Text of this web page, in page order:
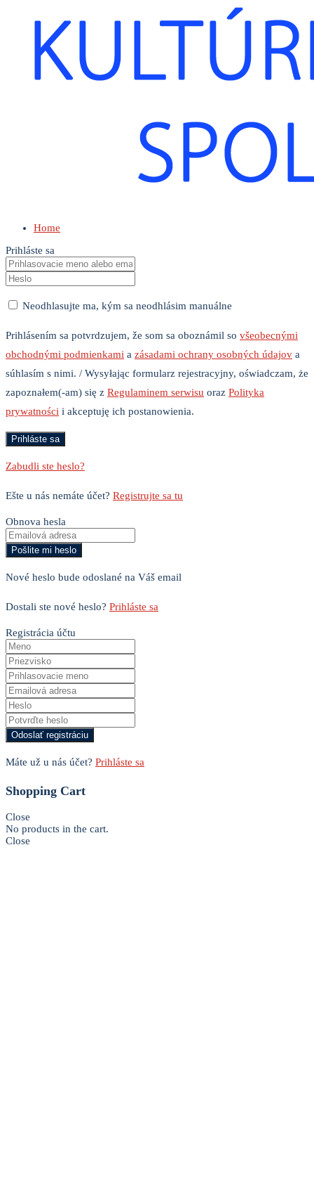
Home
Prihláste sa
Neodhlasujte ma, kým sa neodhlásim manuálne
Prihlásením sa potvrdzujem, že som sa oboznámil so všeobecnými
obchodnými podmienkami a zásadami ochrany osobných údajov a
súhlasím s nimi. / Wysyłając formularz rejestracyjny, oświadczam, że
zapoznałem(-am) się z Regulaminem serwisu oraz Polityka
prywatności i akceptuję ich postanowienia.
Zabudli ste heslo?
Ešte u nás nemáte účet? Registrujte sa tu
Obnova hesla
Nové heslo bude odoslané na Váš email
Dostali ste nové heslo? Prihláste sa
Registrácia účtu
Máte už u nás účet? Prihláste sa
Shopping Cart
Close
No products in the cart.
Close